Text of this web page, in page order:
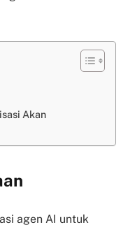
Akan
agen AI untuk